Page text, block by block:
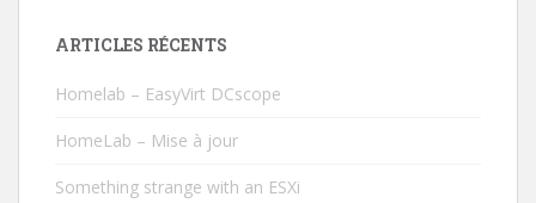
ARTICLES RÉCENTS
Homelab – EasyVirt DCscope
HomeLab – Mise à jour
Something strange with an ESXi